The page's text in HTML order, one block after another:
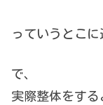
っていうとこに
で、
実際整体をする